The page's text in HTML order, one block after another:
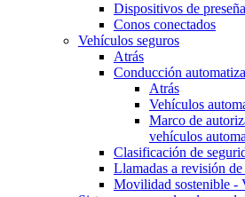
Dispositivos de
Conos conectados
Vehículos seguros
Atrás
Conducción
Atrás
Vehículos
Marco de
vehículos
Clasificación de
Llamadas a revisión
Movilidad sostenible -